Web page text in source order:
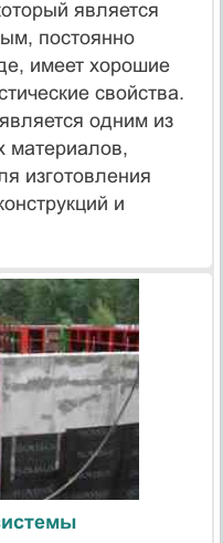
является
постоянно
имеет хорошие
свойства.
одним из
материалов,
изготовления
и